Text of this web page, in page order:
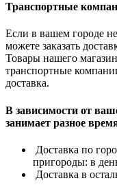
Транспортные
Если в вашем городе
можете заказать
Товары нашего
транспортные
доставка.
В зависимости от
занимает разное
Доставка по
пригороды: в
Доставка в